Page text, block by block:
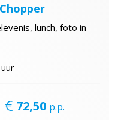
lunch, foto in
72,50 p.p.